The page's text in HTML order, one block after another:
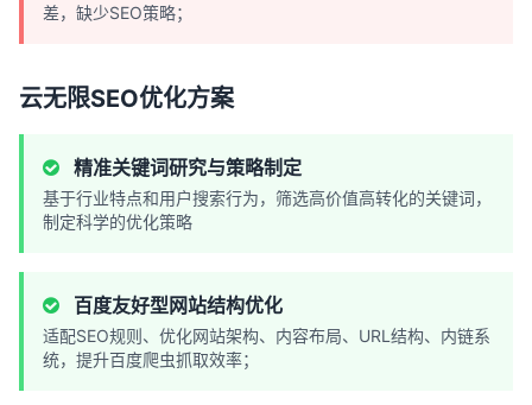
差，缺少SEO策略；
云无限SEO优化方案
精准关键词研究与策略制定
基于行业特点和用户搜索行为，筛选高价值高转化的关键词，
制定科学的优化策略
百度友好型网站结构优化
适配SEO规则、优化网站架构、内容布局、URL结构、内链系
统，提升百度爬虫抓取效率；